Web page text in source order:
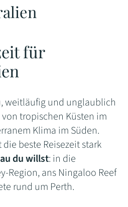
für
weitläufig und unglaublich
tropischen Küsten im
Klima im Süden.
beste Reisezeit stark
du willst: in die
Region, ans Ningaloo Reef
rund um Perth.